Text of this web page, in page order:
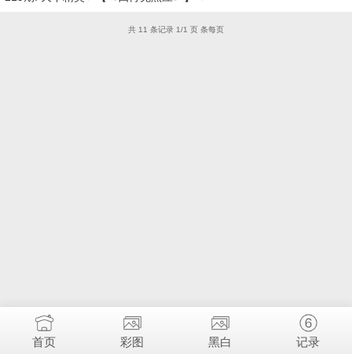
共 11 条记录 1/1 页 条每页
首页 彩图 黑白 记录